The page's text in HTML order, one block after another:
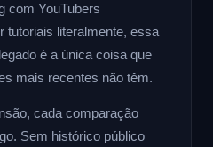
com YouTubers
tutoriais literalmente, essa
é a única coisa que
mais recentes não têm.
cada comparação
Sem histórico público